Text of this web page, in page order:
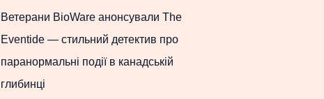
Ветерани BioWare анонсували The
Eventide — стильний детектив про
паранормальні події в канадській
глибинці